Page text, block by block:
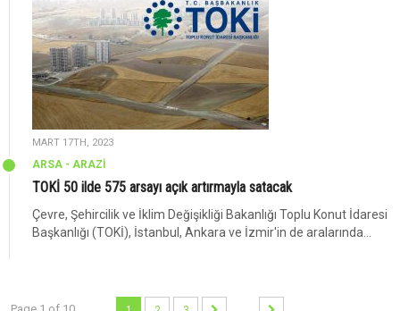
MART 17TH, 2023
ARSA - ARAZİ
TOKİ 50 ilde 575 arsayı açık artırmayla satacak
Çevre, Şehircilik ve İklim Değişikliği Bakanlığı Toplu Konut İdaresi
Başkanlığı (TOKİ), İstanbul, Ankara ve İzmir'in de aralarında...